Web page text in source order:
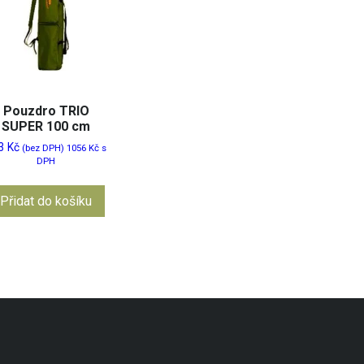
Pouzdro TRIO
SUPER 100 cm
Kč (bez DPH)1056 Kč s
DPH
Přidat do košíku